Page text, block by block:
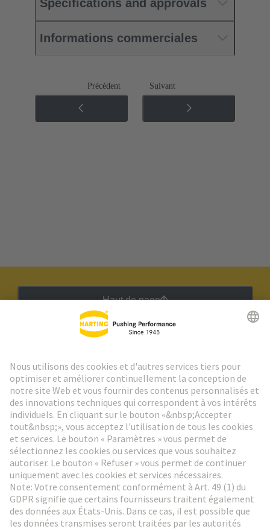
Specifications and approvals
Informations commerciales
Précédent Suivant
Haut de page
Aller à l'inscription
Social Media